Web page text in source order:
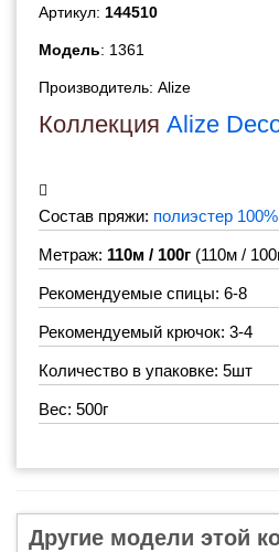
Артикул: 144510
Модель: 1361
Производитель: Alize
Коллекция Alize
Состав пряжи: полиэстер 100%
Метраж: 110м / 100г (110м /
Рекомендуемые спицы: 6-8
Рекомендуемый крючок: 3-4
Количество в упаковке: 5шт
Вес: 500г
Другие модели этой